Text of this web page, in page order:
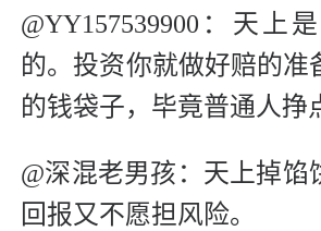
@YY157539900：天上
的。投资你就做好赔的准
的钱袋子，毕竟普通人挣
@深混老男孩：天上掉馅
回报又不愿担风险。